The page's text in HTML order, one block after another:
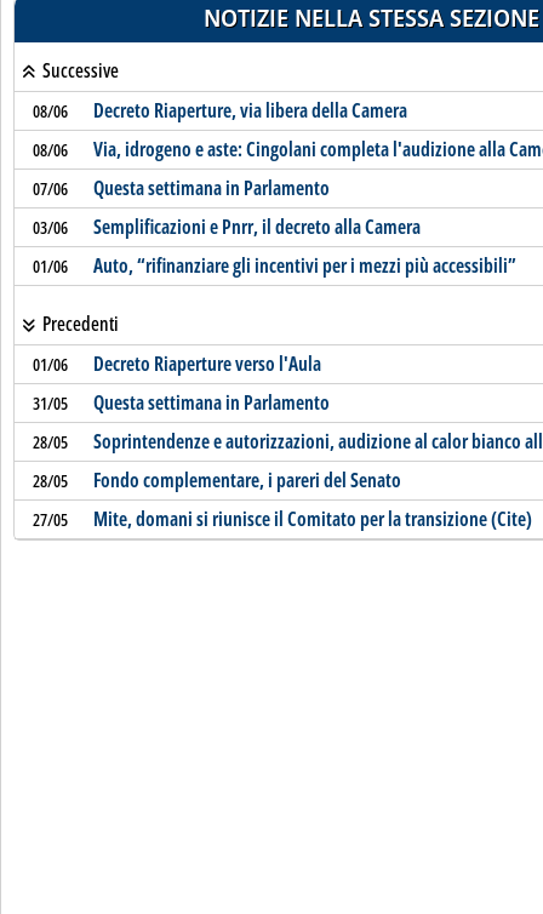
NOTIZIE NELLA STESSA SEZIONE
Successive
08/06 Decreto Riaperture, via libera della Camera
08/06 Via, idrogeno e aste: Cingolani completa l'audizione alla
07/06 Questa settimana in Parlamento
03/06 Semplificazioni e Pnrr, il decreto alla Camera
01/06 Auto, “rifinanziare gli incentivi per i mezzi più accessibili”
Precedenti
01/06 Decreto Riaperture verso l'Aula
31/05 Questa settimana in Parlamento
28/05 Soprintendenze e autorizzazioni, audizione al calor bianco
28/05 Fondo complementare, i pareri del Senato
27/05 Mite, domani si riunisce il Comitato per la transizione (Cite)